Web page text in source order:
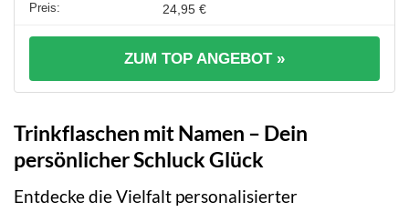
24,95 €
ZUM TOP ANGEBOT »
Trinkflaschen mit Namen – Dein
persönlicher Schluck Glück
Entdecke die Vielfalt personalisierter